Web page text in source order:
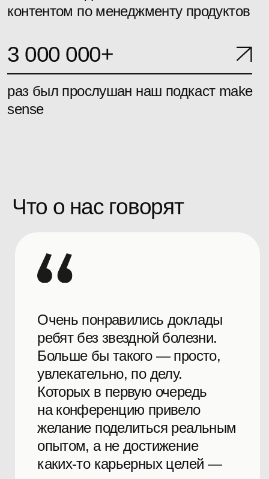
Масштабная конференция для
продактов и всех, кто
заинтересован разработкой
продуктов. Организация на
высоте. Комьюнити очень
ProductSense — антагонист
Отдельное спасибо за то, что
собираете вокруг себя таких
хочется общаться,
обмениваться опытом.